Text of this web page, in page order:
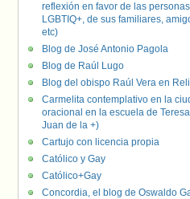
reflexión en favor de las
LGBTIQ+, de sus familiares,
etc)
Blog de José Antonio Pagola
Blog de Raúl Lugo
Blog del obispo Raúl Vera en
Carmelita contemplativo en la
oracional en la escuela de
Juan de la +)
Cartujo con licencia propia
Católico y Gay
Católico+Gay
Concordia, el blog de Oswaldo